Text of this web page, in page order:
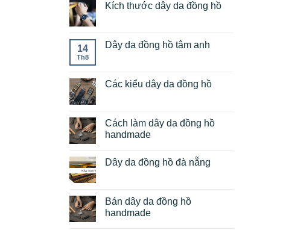
Kích thước dây da đồng hồ
14
Th8
Dây da đồng hồ tâm anh
Các kiểu dây da đồng hồ
Cách làm dây da đồng hồ
handmade
Dây da đồng hồ đà nẵng
Bán dây da đồng hồ
handmade